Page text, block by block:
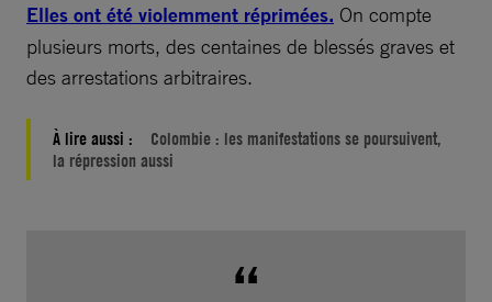
Elles ont été violemment réprimées. On compte
plusieurs morts, des centaines de blessés graves et
des arrestations arbitraires.
À lire aussi :
Colombie : les manifestations se poursuivent,
la répression aussi